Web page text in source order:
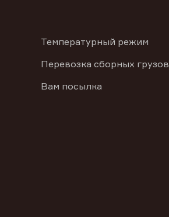
Температурный режим
Перевозка сборных грузов
Вам посылка